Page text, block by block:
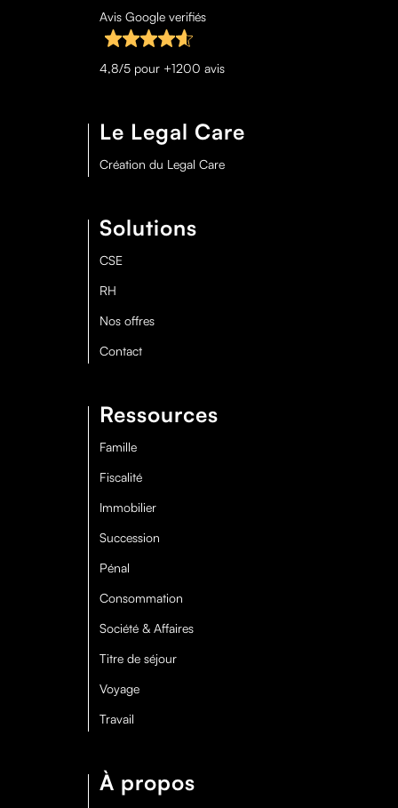
Avis Google verifiés
4,8/5 pour +1200 avis
Le Legal Care
Création du Legal Care
Solutions
CSE
RH
Nos offres
Contact
Ressources
Famille
Fiscalité
Immobilier
Succession
Pénal
Consommation
Société & Affaires
Titre de séjour
Voyage
Travail
À propos